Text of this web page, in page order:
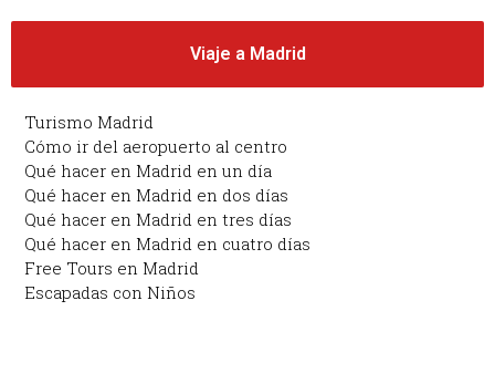
Viaje a Madrid
Turismo Madrid
Cómo ir del aeropuerto al centro
Qué hacer en Madrid en un día
Qué hacer en Madrid en dos días
Qué hacer en Madrid en tres días
Qué hacer en Madrid en cuatro días
Free Tours en Madrid
Escapadas con Niños